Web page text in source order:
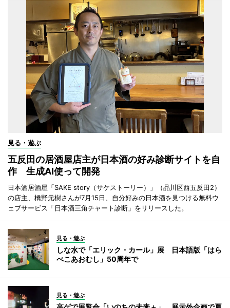
見る・遊ぶ
五反田の居酒屋店主が日本酒の好み診断サイトを自
作 生成AI使って開発
日本酒居酒屋「SAKE story（サケストーリー）」（品川区西五反田2）
の店主、橋野元樹さんが7月15日、自分好みの日本酒を見つける無料ウ
ェブサービス「日本酒三角チャート診断」をリリースした。
見る・遊ぶ
しな水で「エリック・カール」展 日本語版「はら
ぺこあおむし」50周年で
見る・遊ぶ